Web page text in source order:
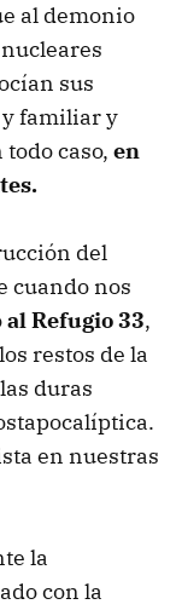
al demonio
sus
y familiar y
caso, en
del
cuando nos
al Refugio 33,
restos de la
duras
en nuestras
la
con la